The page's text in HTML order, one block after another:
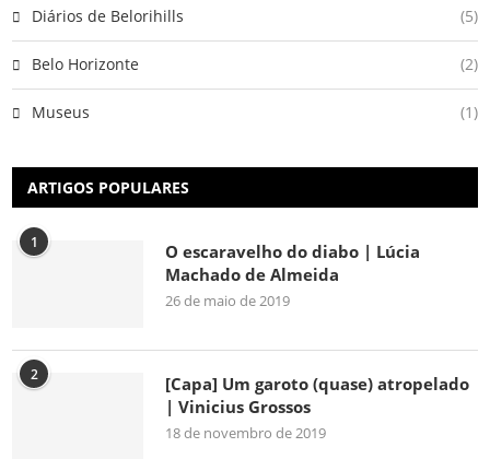
Diários de Belorihills (5)
Belo Horizonte (2)
Museus (1)
ARTIGOS POPULARES
1
O escaravelho do diabo | Lúcia
Machado de Almeida
26 de maio de 2019
2
[Capa] Um garoto (quase) atropelado
| Vinicius Grossos
18 de novembro de 2019